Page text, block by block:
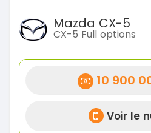
Mazda CX-5
CX-5 Full options
10 900
Voir le